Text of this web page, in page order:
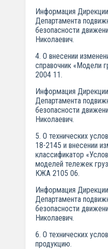
Информация
Департамента
безопасности
Николаевич.
4. О внесении
справочник «Модели
2004 11.
Информация
Департамента
безопасности
Николаевич.
5. О технических
18-2145 и внесении
классификатор
моделей тележек
КЖА 2105 06.
Информация
Департамента
безопасности
Николаевич.
6. О технических
продукцию.